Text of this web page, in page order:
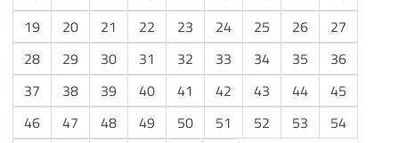
19
20 21 22 23 24 25 26
27
28
29 30 31 32 33 34 35
36
37
38 39 40 41 42 43 44
45
46
47 48 49 50 51 52 53
54